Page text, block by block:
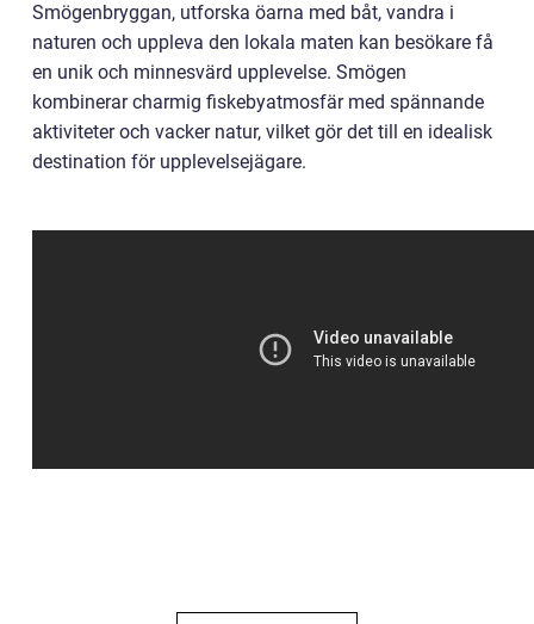
Smögenbryggan, utforska öarna med båt, vandra i
naturen och uppleva den lokala maten kan besökare få
en unik och minnesvärd upplevelse. Smögen
kombinerar charmig fiskebyatmosfär med spännande
aktiviteter och vacker natur, vilket gör det till en idealisk
destination för upplevelsejägare.